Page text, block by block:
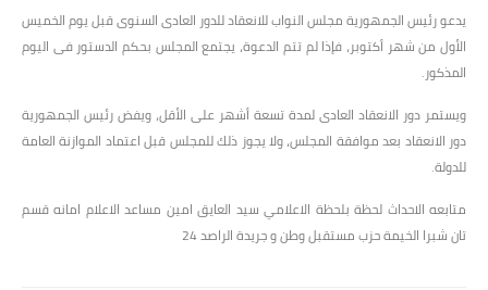
يدعو رئيس الجمهورية مجلس النواب للانعقاد للدور العادى السنوى قبل يوم الخميس
الأول من شهر أكتوبر، فإذا لم تتم الدعوة، يجتمع المجلس بحكم الدستور فى اليوم
المذكور.
ويستمر دور الانعقاد العادى لمدة تسعة أشهر على الأقل، ويفض رئيس الجمهورية
دور الانعقاد بعد موافقة المجلس، ولا يجوز ذلك للمجلس قبل اعتماد الموازنة العامة
للدولة.
متابعه الاحداث لحظة بلحظة الاعلامي سيد العايق امين مساعد الاعلام امانه قسم
تان شبرا الخيمة حزب مستقبل وطن و جريدة الراصد 24